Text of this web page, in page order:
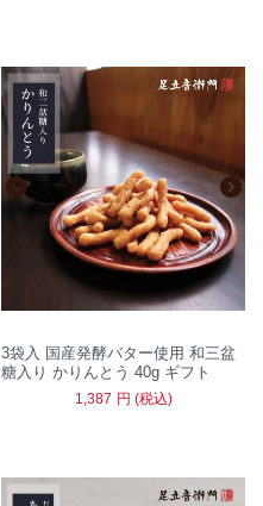
3袋入 国産発酵バター使用 和三盆
糖入り かりんとう 40g ギフト
1,387 円 (税込)